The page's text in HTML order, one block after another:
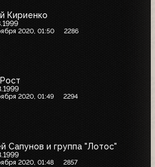
Кириенко
2020, 01:50 2286
2020, 01:49 2294
Сапунов и группа "Лотос"
2020, 01:48 2857